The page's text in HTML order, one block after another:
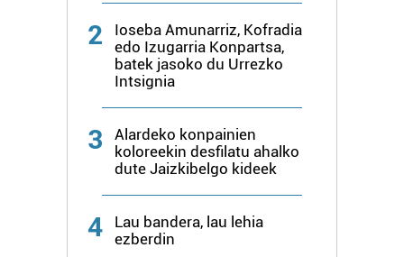
2
Ioseba Amunarriz, Kofradia
edo Izugarria Konpartsa,
batek jasoko du Urrezko
Intsignia
3
Alardeko konpainien
koloreekin desfilatu ahalko
dute Jaizkibelgo kideek
4
Lau bandera, lau lehia
ezberdin